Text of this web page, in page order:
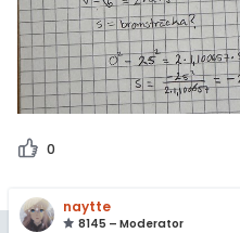
0
naytte
8145 – Moderator